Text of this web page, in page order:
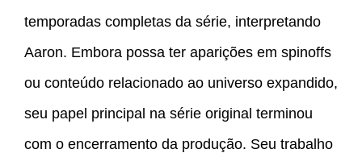
temporadas completas da série, interpretando
Aaron. Embora possa ter aparições em spinoffs
ou conteúdo relacionado ao universo expandido,
seu papel principal na série original terminou
com o encerramento da produção. Seu trabalho